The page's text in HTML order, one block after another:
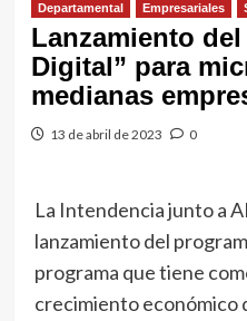
Departamental Empresariales
Lanzamiento
Digital” para
medianas
13 de abril de 2023 0
La Intendencia junto a
lanzamiento del
programa que tiene
crecimiento económico